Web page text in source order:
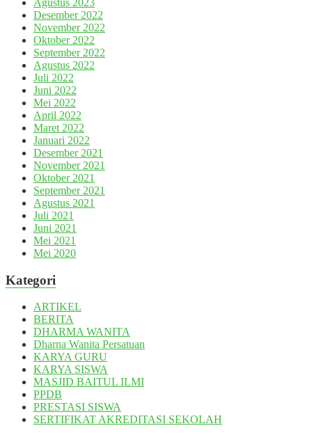
Desember 2022
November 2022
Oktober 2022
September 2022
Agustus 2022
Juli 2022
Juni 2022
Mei 2022
April 2022
Maret 2022
Januari 2022
Desember 2021
November 2021
Oktober 2021
September 2021
Agustus 2021
Juli 2021
Juni 2021
Mei 2021
Mei 2020
Kategori
ARTIKEL
BERITA
DHARMA WANITA
Dharna Wanita Persatuan
KARYA GURU
KARYA SISWA
MASJID BAITUL ILMI
PPDB
PRESTASI SISWA
SERTIFIKAT AKREDITASI SEKOLAH